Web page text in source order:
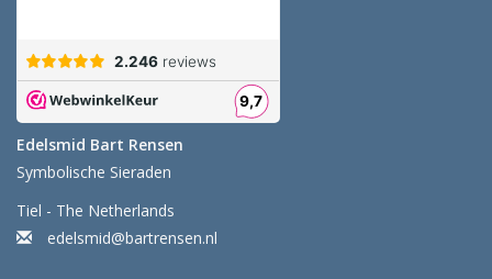
Edelsmid Bart Rensen
Symbolische Sieraden
Tiel - The Netherlands
edelsmid@bartrensen.nl